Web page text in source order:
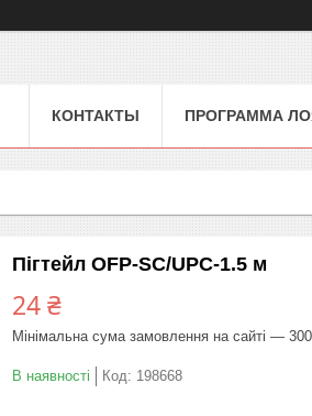
КОНТАКТЫ ПРОГРАММА
Пігтейл OFP-SC/UPC-1.5 м
24 ₴
Мінімальна сума замовлення на сайті —
В наявності Код: 198668